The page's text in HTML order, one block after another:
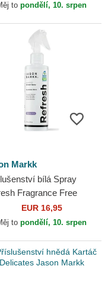
to pondělí, 10. srpen
Markk
bílá Spray
Fragrance Free
/ 6oz Jason Markk
EUR 16,95
to pondělí, 10. srpen